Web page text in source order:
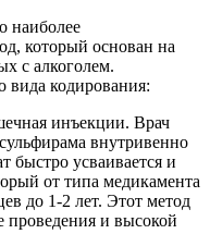
наиболее
который основан на
с алкоголем.
вида кодирования:
инъекции. Врач
внутривенно
усваивается и
от типа медикамента
до 1-2 лет. Этот метод
проведения и высокой